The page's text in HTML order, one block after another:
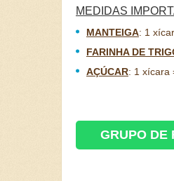
MEDIDAS
MANTEIGA: 1
FARINHA DE
AÇÚCAR: 1 xícara
GRUPO DE